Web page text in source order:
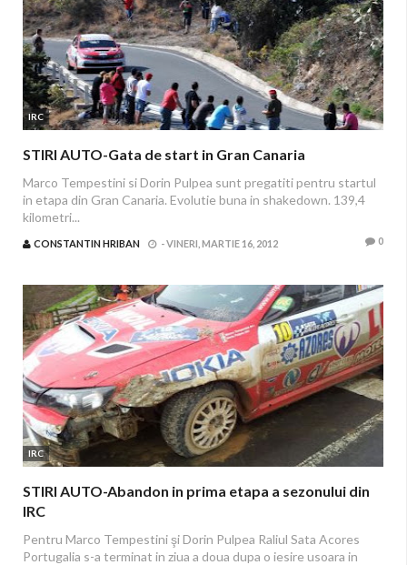
IRC
STIRI AUTO-Gata de start in Gran Canaria
Marco Tempestini si Dorin Pulpea sunt pregatiti pentru startul
in etapa din Gran Canaria. Evolutie buna in shakedown. 139,4
kilometri...
CONSTANTIN HRIBAN -VINERI, MARTIE 16, 2012 0
IRC
STIRI AUTO-Abandon in prima etapa a sezonului din
IRC
Pentru Marco Tempestini şi Dorin Pulpea Raliul Sata Acores
Portugalia s-a terminat in ziua a doua dupa o iesire usoara in